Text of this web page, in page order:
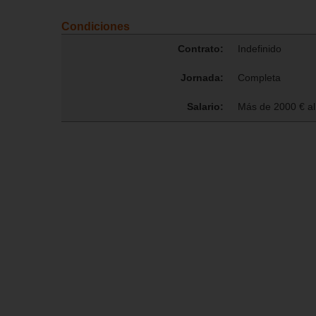
Condiciones
Contrato: Indefinido
Jornada: Completa
Salario: Más de 2000 €